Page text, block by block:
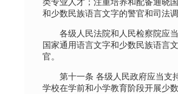
和少数民族语言文字的警官和司法
各级人民法院和人民检察院应当
国家通用语言文字和少数民族语言
官。
第十一条 各级人民政府应当支
学校在学前和小学教育阶段开展少